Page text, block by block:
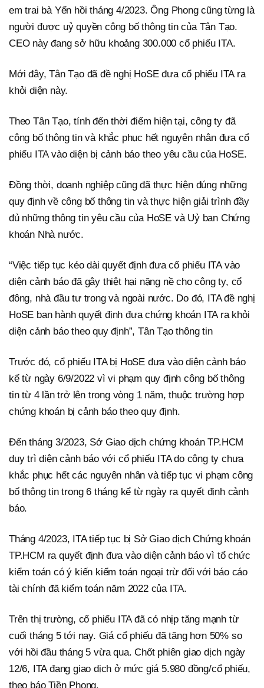
em trai bà Yến hồi tháng 4/2023. Ông Phong cũng từng là
người được uỷ quyền công bố thông tin của Tân Tạo.
CEO này đang sở hữu khoảng 300.000 cổ phiếu ITA.
Mới đây, Tân Tạo đã đề nghị HoSE đưa cổ phiếu ITA ra
khỏi diện này.
Theo Tân Tạo, tính đến thời điểm hiện tại, công ty đã
công bố thông tin và khắc phục hết nguyên nhân đưa cổ
phiếu ITA vào diện bị cảnh báo theo yêu cầu của HoSE.
Đồng thời, doanh nghiệp cũng đã thực hiện đúng những
quy định về công bố thông tin và thực hiện giải trình đầy
đủ những thông tin yêu cầu của HoSE và Uỷ ban Chứng
khoán Nhà nước.
“Việc tiếp tục kéo dài quyết định đưa cổ phiếu ITA vào
diện cảnh báo đã gây thiệt hại nặng nề cho công ty, cổ
đông, nhà đầu tư trong và ngoài nước. Do đó, ITA đề nghị
HoSE ban hành quyết định đưa chứng khoán ITA ra khỏi
diện cảnh báo theo quy định”, Tân Tạo thông tin
Trước đó, cổ phiếu ITA bị HoSE đưa vào diện cảnh báo
kể từ ngày 6/9/2022 vì vi phạm quy định công bố thông
tin từ 4 lần trở lên trong vòng 1 năm, thuộc trường hợp
chứng khoán bị cảnh báo theo quy định.
Đến tháng 3/2023, Sở Giao dịch chứng khoán TP.HCM
duy trì diện cảnh báo với cổ phiếu ITA do công ty chưa
khắc phục hết các nguyên nhân và tiếp tục vi phạm công
bố thông tin trong 6 tháng kể từ ngày ra quyết định cảnh
báo.
Tháng 4/2023, ITA tiếp tục bị Sở Giao dịch Chứng khoán
TP.HCM ra quyết định đưa vào diện cảnh báo vì tổ chức
kiểm toán có ý kiến kiểm toán ngoại trừ đối với báo cáo
tài chính đã kiểm toán năm 2022 của ITA.
Trên thị trường, cổ phiếu ITA đã có nhịp tăng mạnh từ
cuối tháng 5 tới nay. Giá cổ phiếu đã tăng hơn 50% so
với hồi đầu tháng 5 vừa qua. Chốt phiên giao dịch ngày
12/6, ITA đang giao dịch ở mức giá 5.980 đồng/cổ phiếu,
theo báo Tiền Phong.